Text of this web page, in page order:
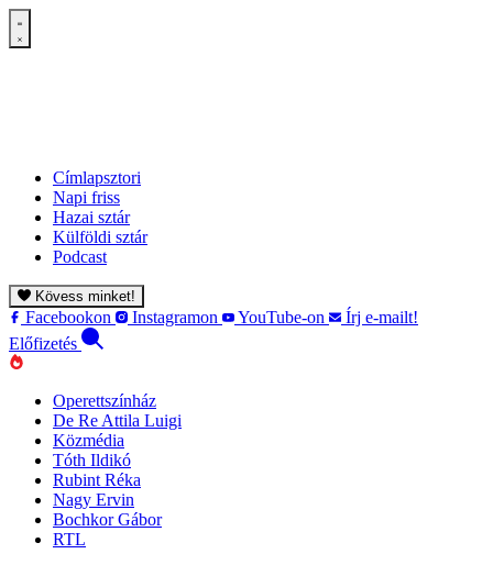
Címlapsztori
Napi friss
Hazai sztár
Külföldi sztár
Podcast
Kövess minket!
Facebookon Instagramon YouTube-on
Írj e-mailt!
Előfizetés
Operettszínház
De Re Attila Luigi
Közmédia
Tóth Ildikó
Rubint Réka
Nagy Ervin
Bochkor Gábor
RTL